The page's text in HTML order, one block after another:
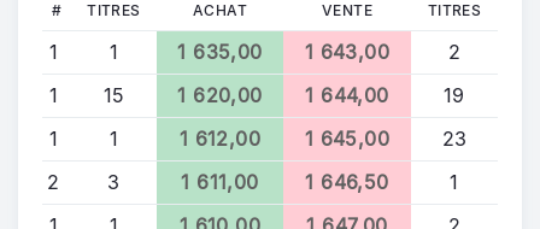
# TITRES ACHAT VENTE TITRES
1 1 1 635,00 1 643,00
2
1
15 1 620,00 1 644,00
19
1
1 1 612,00 1 645,00
23
2
3 1 611,00 1 646,50
1